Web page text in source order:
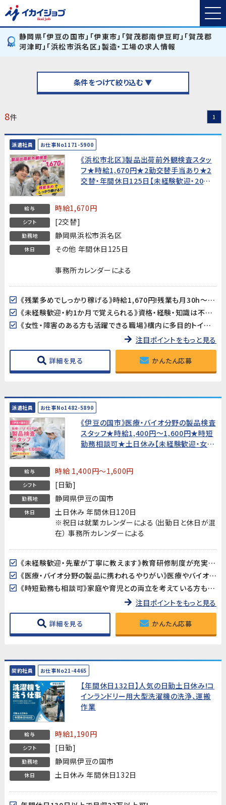
静岡県「伊豆の国市」「伊東市」「賀茂郡南伊豆町」「賀茂郡
河津町」「浜松市浜名区」製造・工場の求人情報
条件をつけて絞り込む ▼
8件 1
派遣社員 お仕事No1171-5900
《浜松市北区》製品出荷前外観検査スタッ
フ★時給1,670円★2勤交替手当あり★2
交替・年間休日125日【未経験歓迎・20
給与 時給1,670円
シフト [2交替]
勤務地 静岡県浜松市浜名区
休日 その他 年間休日125日
事務所カレンダーによる
《残業多めでしっかり稼げる》時給1,670円!残業も月30h～70h程度（生産量により変動）と多めで、しっかり稼げます!
《未経験歓迎・約1か月で覚えられる》資格・経験・知識は不要。製品の外観を確認するシンプルな検査業務なので、未経験からでも約1か月でしっかり習得できます。
《女性・障害のある方も活躍できる職場》構内に多目的トイレも完備されており、どなたでも働きやすい環境が整っています。
注目ポイントをもっと見る
詳細を見る かんたん応募
派遣社員 お仕事No1482-5890
《伊豆の国市》医療・バイオ分野の製品検査
スタッフ★時給1,400円〜1,600円★時短
勤務相談可★土日休み【未経験歓迎・女性
給与 時給 1,400円～1,600円
シフト [日勤]
勤務地 静岡県伊豆の国市
休日
土日休み 年間休日120日
※祝日は就業カレンダーによる（出勤日と休日が混
在） 事務所カレンダーによる
《未経験歓迎・先輩が丁寧に教えます》教育研修制度が充実しているので、製造・検査業務が初めての方も安心してスタートできます。アットホームな職場で長く働きやすい環境です。
《医療・バイオ分野の製品に携われるやりがい》医療やバイオ分野で使用されるマイクロ流路チップの品質を守る、社会に貢献できるお仕事です。クリーンルームでの作業で清潔な環境が保たれています。
《時短勤務も相談可》家庭や育児との両立を考えている方も歓迎。時短勤務のご相談に対応しています。家庭都合での休みも取りやすい職場です。
注目ポイントをもっと見る
詳細を見る かんたん応募
契約社員 お仕事No21-4465
【年間休日132日】人気の日勤土日休み!コ
インランドリー用大型洗濯機の洗浄、運搬
作業
給与 時給1,190円
シフト [日勤]
勤務地 静岡県伊豆の国市
休日 土日休み 年間休日132日